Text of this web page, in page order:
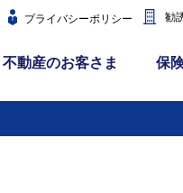
プライバシーポリシー 勧
不動産のお客さま 保